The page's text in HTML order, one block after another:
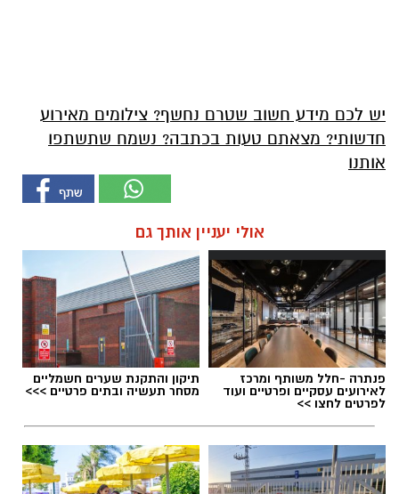
יש לכם מידע חשוב שטרם נחשף? צילומים מאירוע
חדשותי? מצאתם טעות בכתבה? נשמח שתשתפו
אותנו
אולי יעניין אותך גם
פנתרה -חלל משותף ומרכז
לאירועים עסקיים ופרטיים ועוד
לפרטים לחצו >>
תיקון והתקנת שערים חשמליים
מסחר תעשיה ובתים פרטיים >>>